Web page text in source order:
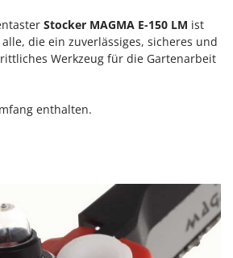
für Traktoren
Stocker MAGMA E-150 LM ist
die ein zuverlässiges, sicheres und
Werkzeug für die Gartenarbeit
enthalten.